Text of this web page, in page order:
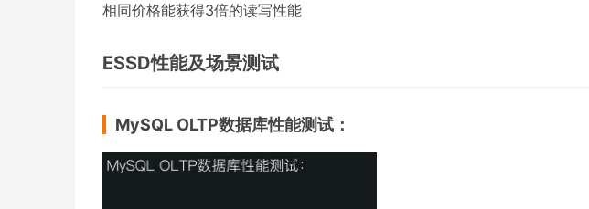
相同价格能获得3倍的读写性能
ESSD性能及场景测试
MySQL OLTP数据库性能测试：